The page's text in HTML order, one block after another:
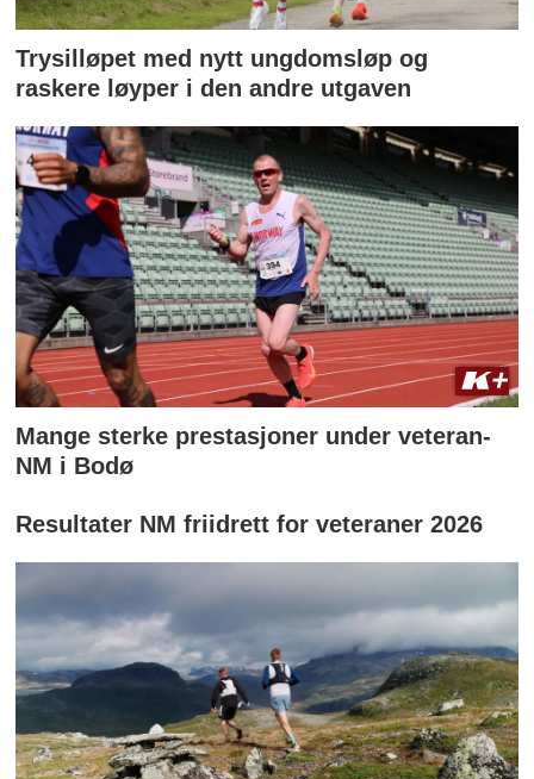
Trysilløpet med nytt ungdomsløp og
raskere løyper i den andre utgaven
Mange sterke prestasjoner under veteran-
NM i Bodø
Resultater NM friidrett for veteraner 2026